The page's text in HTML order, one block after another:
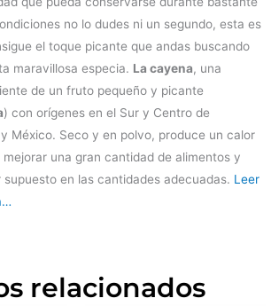
no lo dudes ni un segundo, esta es
el toque picante que andas buscando
maravillosa especia. La cayena, una
de un fruto pequeño y picante
) con orígenes en el Sur y Centro de
México. Seco y en polvo, produce un calor
una gran cantidad de alimentos y
en las cantidades adecuadas. Leer
relacionados